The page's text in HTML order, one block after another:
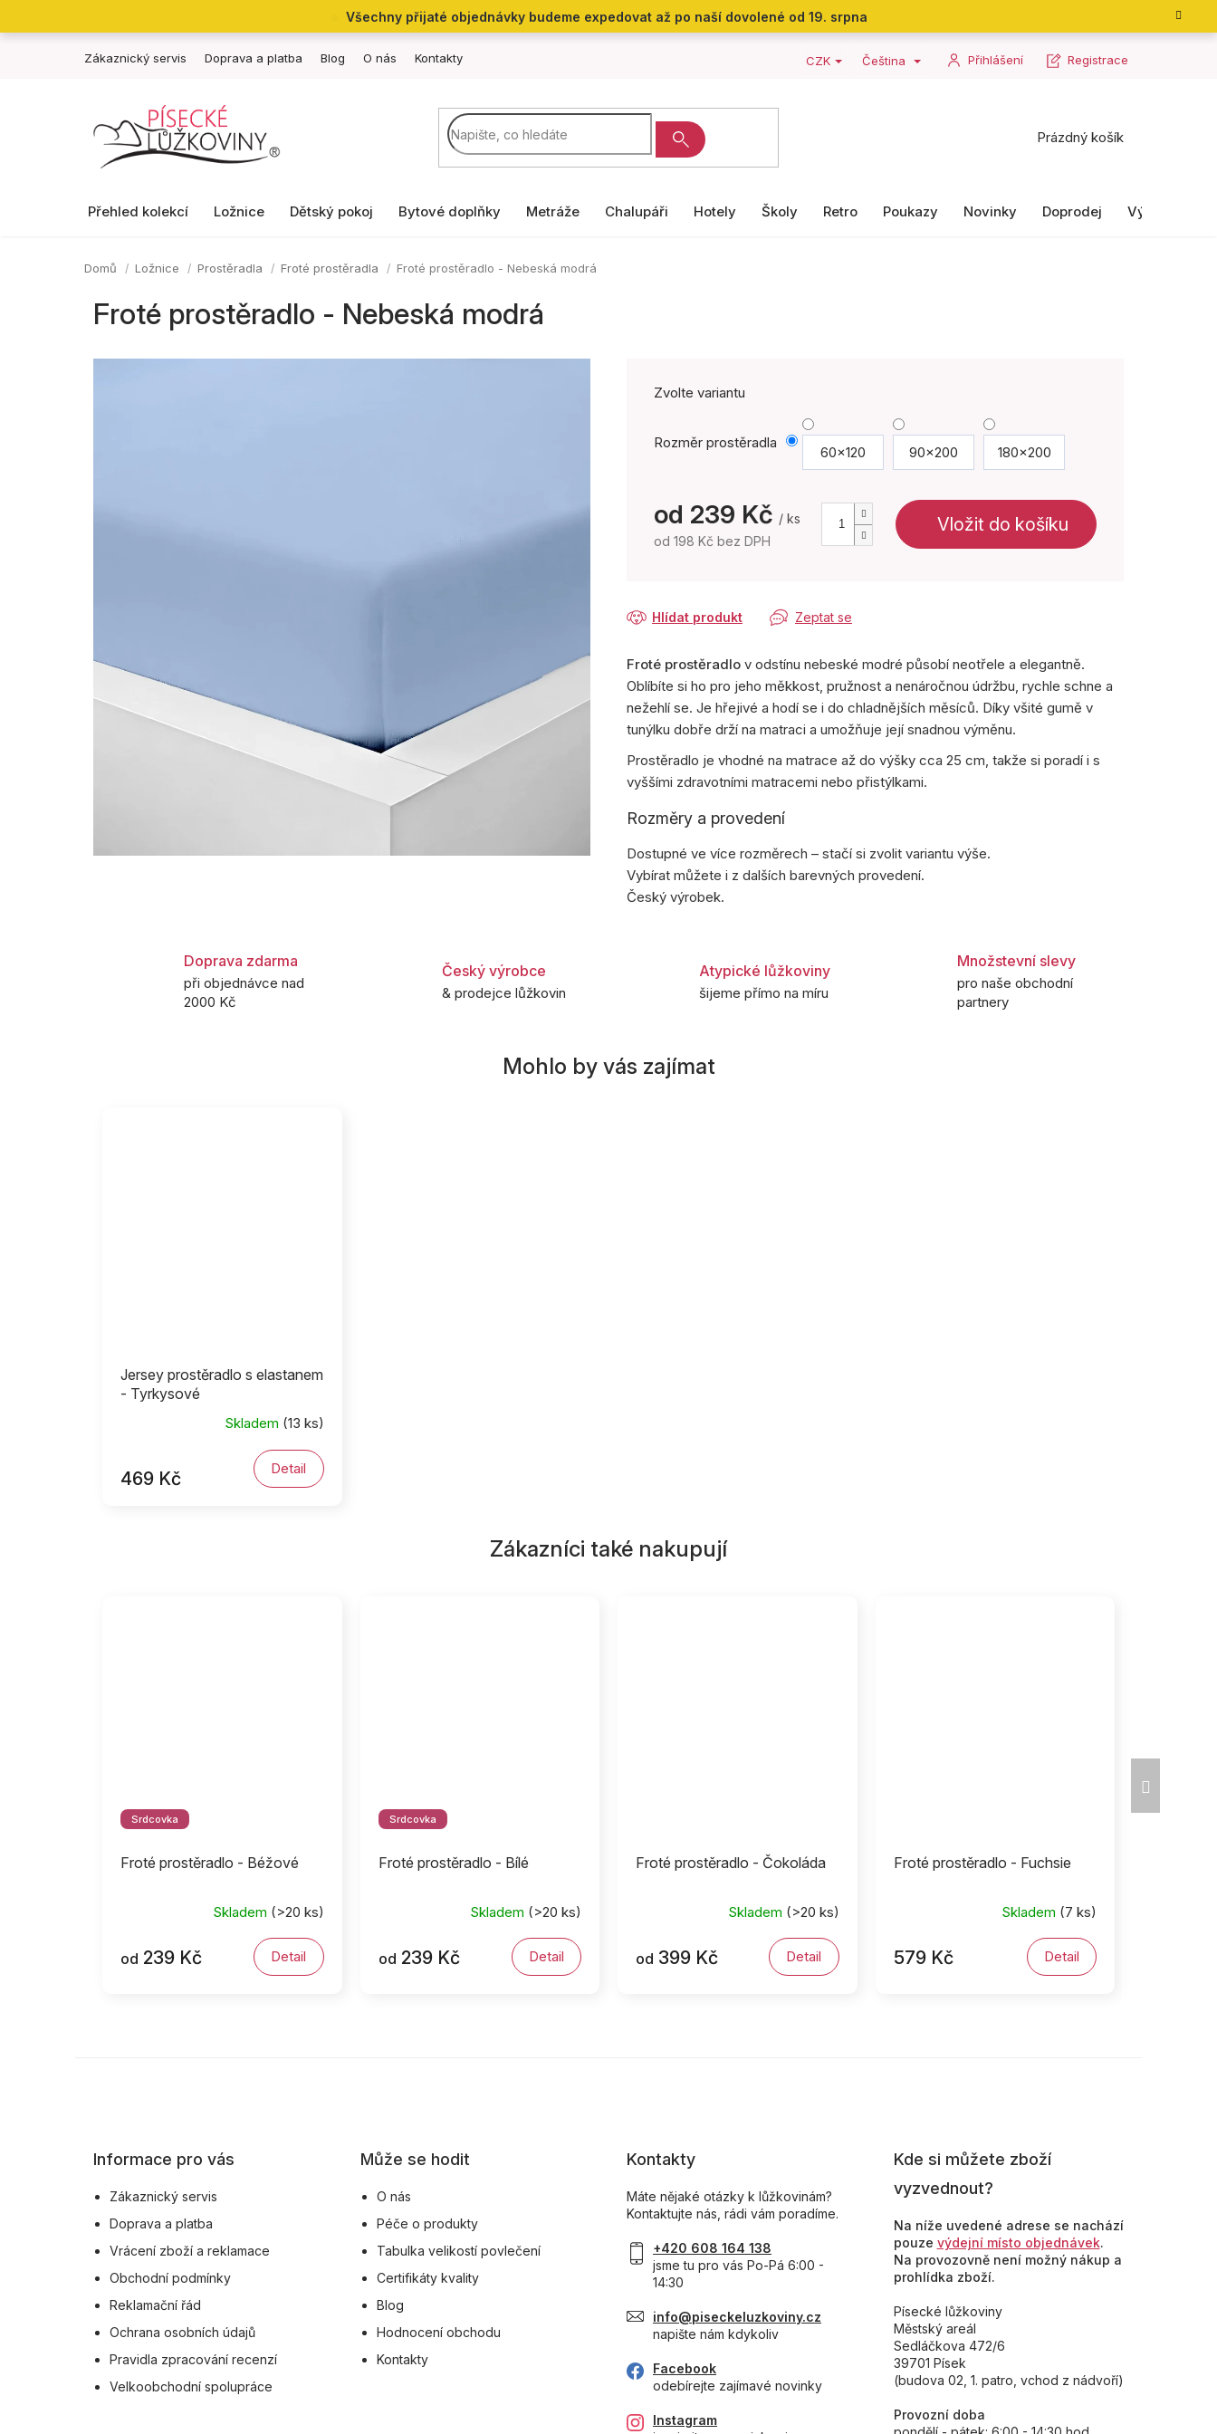
Všechny přijaté objednávky budeme expedovat až po naší dovolené od 19. srpna
Zákaznický servis Doprava a platba Blog O nás Kontakty CZK Čeština Přihlášení Registrace
Nákupní
Prázdný košík
Přehled kolekcí Ložnice Dětský pokoj Bytové doplňky Metráže Chalupáři Hotely Školy Retro Poukazy Novinky Doprodej Výrobky II.
Domů Ložnice Prostěradla Froté prostěradla Froté prostěradlo - Nebeská modrá
Froté prostěradlo - Nebeská modrá
Zvolte variantu
Rozměr prostěradla
60x120 90x200 180x200
od 239 Kč / ks
od 198 Kč bez DPH
Vložit do košíku
Zeptat se
Hlídat produkt
Froté prostěradlo v odstínu nebeské modré působí neotřele a elegantně.
Oblíbíte si ho pro jeho měkkost, pružnost a nenáročnou údržbu, rychle schne a
nežehlí se. Je hřejivé a hodí se i do chladnějších měsíců. Díky všité gumě v
tunýlku dobře drží na matraci a umožňuje její snadnou výměnu.
Prostěradlo je vhodné na matrace až do výšky cca 25 cm, takže si poradí i s
vyššími zdravotními matracemi nebo přistýlkami.
Rozměry a provedení
Dostupné ve více rozměrech – stačí si zvolit variantu výše.
Vybírat můžete i z dalších barevných provedení.
Český výrobek.
Doprava zdarma
při objednávce nad
2000 Kč
Český výrobce
& prodejce lůžkovin
Atypické lůžkoviny
šijeme přímo na míru
Množstevní slevy
pro naše obchodní
partnery
Jersey prostěradlo s elastanem
- Tyrkysové
Skladem (13 ks)
469 Kč Detail
Zákazníci také nakupují
Srdcovka
Froté prostěradlo - Béžové
Skladem (>20 ks)
od 239 Kč Detail
Srdcovka
Froté prostěradlo - Bílé
Skladem (>20 ks)
od 239 Kč Detail
Froté prostěradlo - Čokoláda
Skladem (>20 ks)
od 399 Kč Detail
Froté prostěradlo - Fuchsie
Skladem (7 ks)
579 Kč Detail
Informace pro vás
Zákaznický servis
Doprava a platba
Vrácení zboží a reklamace
Obchodní podmínky
Reklamační řád
Ochrana osobních údajů
Pravidla zpracování recenzí
Velkoobchodní spolupráce
Může se hodit
O nás
Péče o produkty
Tabulka velikostí povlečení
Certifikáty kvality
Blog
Hodnocení obchodu
Kontakty
Kontakty
Máte nějaké otázky k lůžkovinám?
Kontaktujte nás, rádi vám poradíme.
+420 608 164 138
jsme tu pro vás Po-Pá 6:00 -
14:30
info@piseckeluzkoviny.cz
napište nám kdykoliv
Facebook
odebírejte zajímavé novinky
Instagram
Kde si můžete zboží
vyzvednout?
Na níže uvedené adrese se nachází
pouze výdejní místo objednávek.
Na provozovně není možný nákup a
prohlídka zboží.
Písecké lůžkoviny
Městský areál
Sedláčkova 472/6
39701 Písek
(budova 02, 1. patro, vchod z nádvoří)
Provozní doba